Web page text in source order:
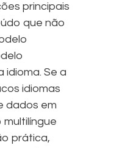
principais
que não
idioma. Se a
idiomas
dados em
multilíngue
prática,